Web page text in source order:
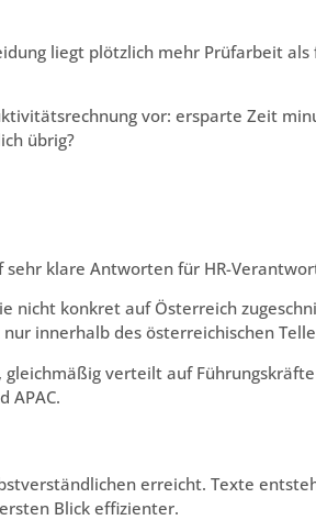
liegt plötzlich mehr Prüfarbeit
vor: ersparte Zeit
übrig?
klare Antworten für HR-
nicht konkret auf Österreich
innerhalb des österreichischen
gleichmäßig verteilt auf
APAC.
erreicht. Texte
Blick effizienter.